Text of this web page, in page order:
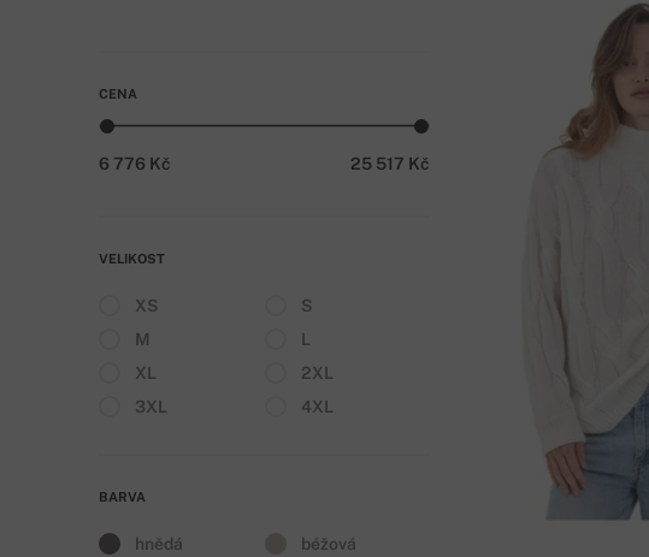
CENA
6 776 Kč 25 517 Kč
VELIKOST
XS
S
M
L
XL
2XL
3XL
4XL
BARVA
hnědá
béžová